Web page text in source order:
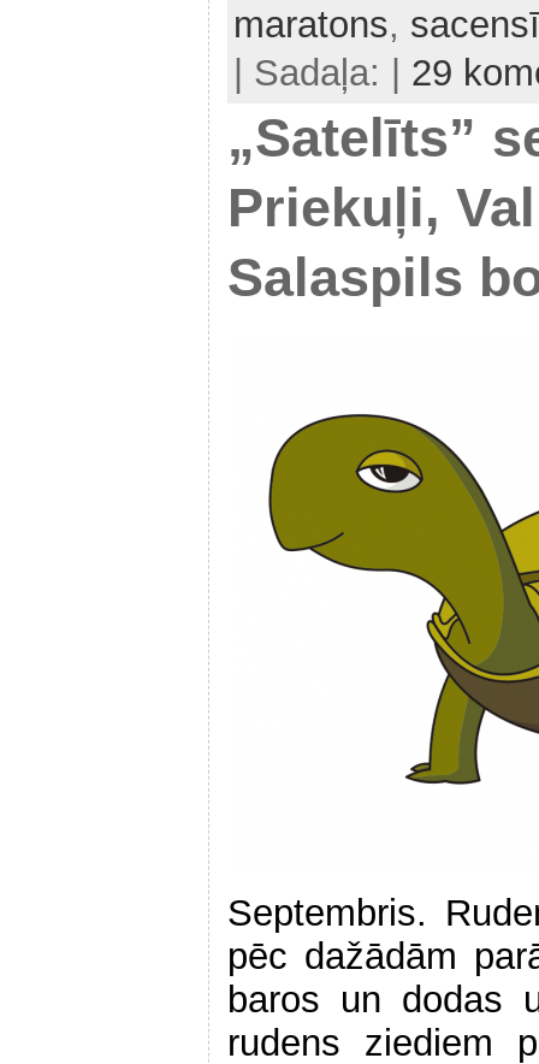
maratons,
| Sadaļa: | 29
„Satelīts”
Priekuļi,
Salaspils
Septembris.
pēc dažādām
baros un dodas
rudens ziediem